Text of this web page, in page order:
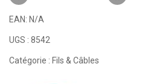
EAN: N/A
UGS : 8542
Catégorie : Fils & Câbles